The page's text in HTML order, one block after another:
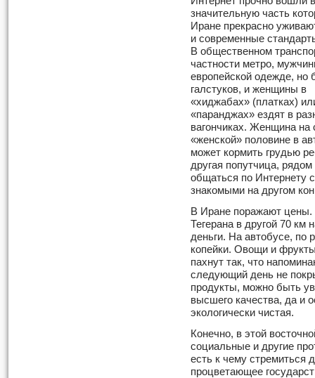
значительную часть
Иране прекрасно
и современные
В общественном
частности метро,
европейской одежде, но
галстуков, и женщины в
«хиджабах» (платках)
«паранджах» ездят в
вагончиках. Женщина на
«женской» половине в
может кормить грудью
другая попутчица, рядом
общаться по Интернету
знакомыми на другом
В Иране поражают цены.
Тегерана в другой 70 км
деньги. На автобусе, по
копейки. Овощи и
пахнут так, что
следующий день не
продукты, можно быть
высшего качества, да и
экологически чистая.
Конечно, в этой
социальные и другие
есть к чему стремиться
процветающее